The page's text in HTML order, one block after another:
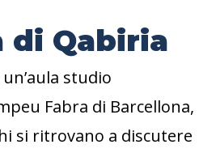
di Qabiria
studio
Fabra di Barcellona,
si ritrovano a discutere